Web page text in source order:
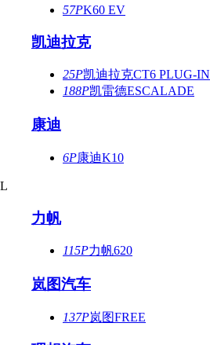
57PK60 EV
凯迪拉克
25P凯迪拉克CT6 PLUG-IN
188P凯雷德ESCALADE
康迪
6P康迪K10
L
力帆
115P力帆620
岚图汽车
137P岚图FREE